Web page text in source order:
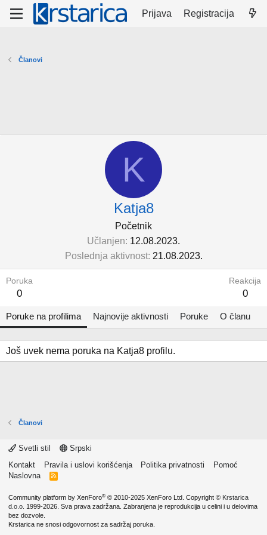
Prijava Registracija
Članovi
K
Katja8
Početnik
Učlanjen 12.08.2023.
Poslednja aktivnost 21.08.2023.
Poruka
0
Reakcija
0
Poruke na profilima Najnovije aktivnosti Poruke O članu
Još uvek nema poruka na Katja8 profilu.
Članovi
Svetli stil
Srpski
Kontakt
Pravila i uslovi korišćenja Politika privatnosti
Pomoć
Naslovna
R
Community platform by XenForo® © 2010-2025 XenForo Ltd. Copyright © Krstarica
d.o.o. 1999-2026. Sva prava zadržana. Zabranjena je reprodukcija u celini i u delovima
bez dozvole.
Krstarica ne snosi odgovornost za sadržaj poruka.